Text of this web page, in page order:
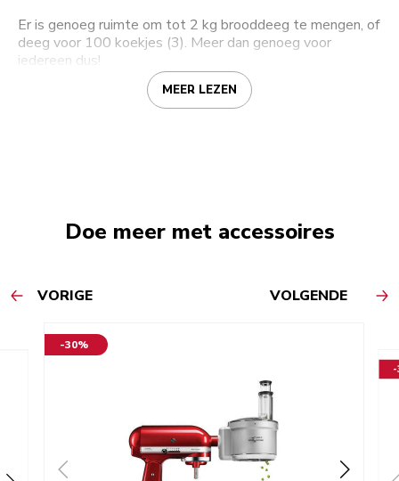
Er is genoeg ruimte om tot 2 kg brooddeeg te mengen, of
deeg voor 100 koekjes (3). Meer dan genoeg voor
iedereen dus!
MEER LEZEN
Doe meer met accessoires
VORIGE VOLGENDE
-30%
-